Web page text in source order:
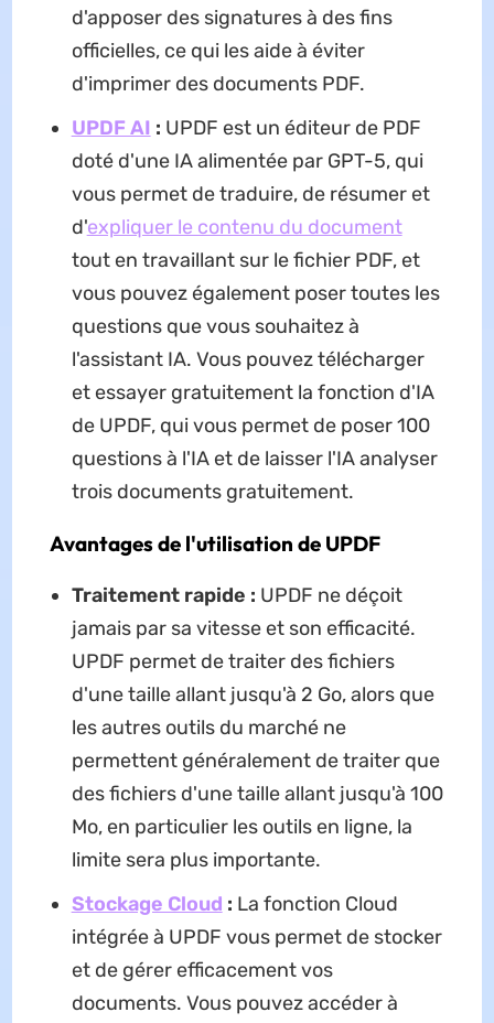
d'apposer des signatures à des fins
officielles, ce qui les aide à éviter
d'imprimer des documents PDF.
UPDF AI : UPDF est un éditeur de PDF
doté d'une IA alimentée par GPT-5, qui
vous permet de traduire, de résumer et
d'expliquer le contenu du document
tout en travaillant sur le fichier PDF, et
vous pouvez également poser toutes les
questions que vous souhaitez à
l'assistant IA. Vous pouvez télécharger
et essayer gratuitement la fonction d'IA
de UPDF, qui vous permet de poser 100
questions à l'IA et de laisser l'IA analyser
trois documents gratuitement.
Avantages de l'utilisation de UPDF
Traitement rapide : UPDF ne déçoit
jamais par sa vitesse et son efficacité.
UPDF permet de traiter des fichiers
d'une taille allant jusqu'à 2 Go, alors que
les autres outils du marché ne
permettent généralement de traiter que
des fichiers d'une taille allant jusqu'à 100
Mo, en particulier les outils en ligne, la
limite sera plus importante.
Stockage Cloud : La fonction Cloud
intégrée à UPDF vous permet de stocker
et de gérer efficacement vos
documents. Vous pouvez accéder à